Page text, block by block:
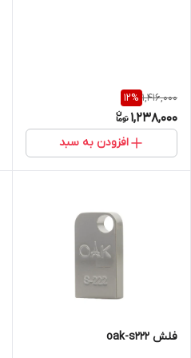
1,416,000
12%
1,238,000
افزودن به سبد
فلش oak-s222